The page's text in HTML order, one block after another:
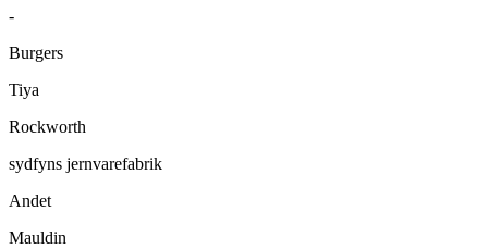
-
Burgers
Tiya
Rockworth
sydfyns jernvarefabrik
Andet
Mauldin